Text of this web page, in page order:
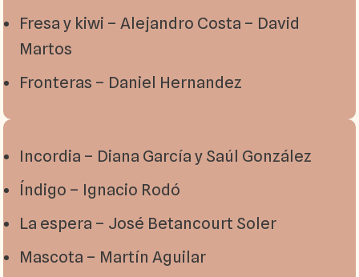
Fresa y kiwi – Alejandro Costa – David
Martos
Fronteras – Daniel Hernandez
Incordia – Diana García y Saúl González
Índigo – Ignacio Rodó
La espera – José Betancourt Soler
Mascota – Martín Aguilar